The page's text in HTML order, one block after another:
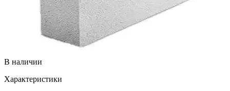
В наличии
Характеристики